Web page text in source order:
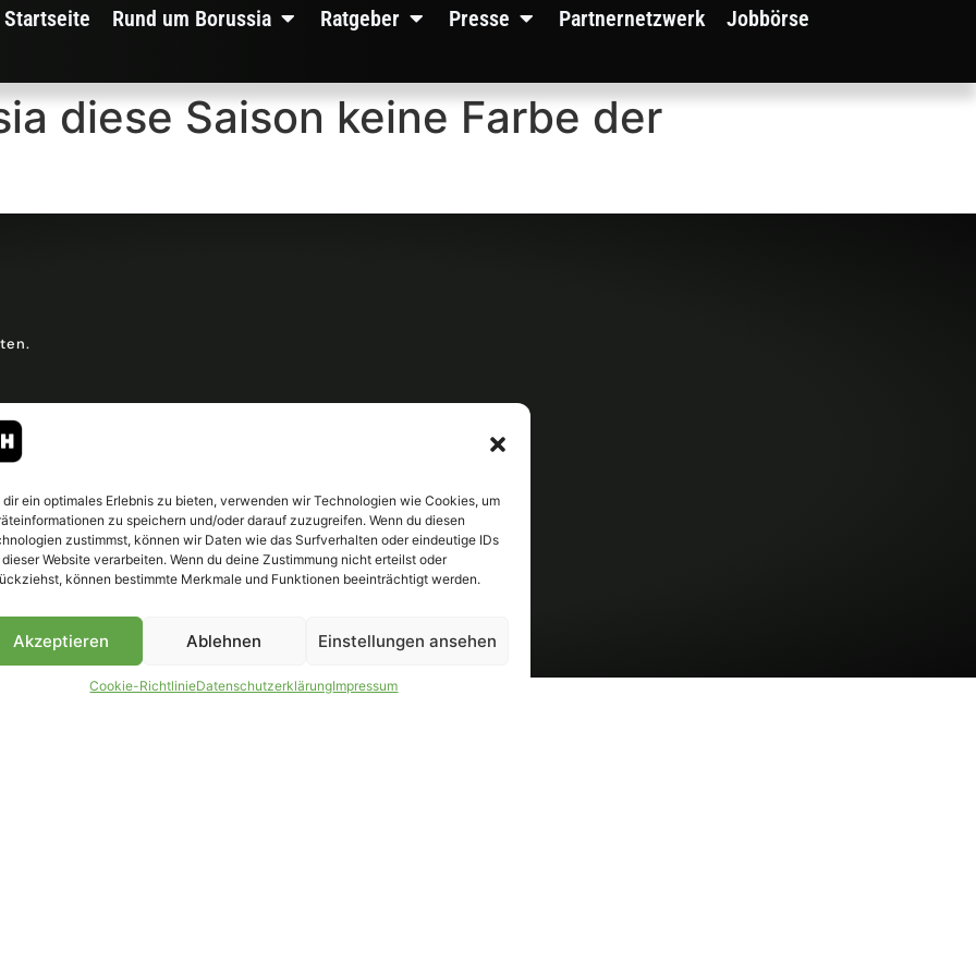
dir ein optimales Erlebnis zu bieten, verwenden wir Technologien wie Cookies, um
zu speichern und/oder darauf zuzugreifen. Wenn du diesen
zustimmst, können wir Daten wie das Surfverhalten oder eindeutige IDs
Website verarbeiten. Wenn du deine Zustimmung nicht erteilst oder
können bestimmte Merkmale und Funktionen beeinträchtigt werden.
Akzeptieren Ablehnen Einstellungen ansehen
Cookie-RichtlinieDatenschutzerklärungImpressum
Startseite Rund um Borussia Ratgeber Presse Partnernetzwerk Jobbörse
diese Saison keine Farbe der